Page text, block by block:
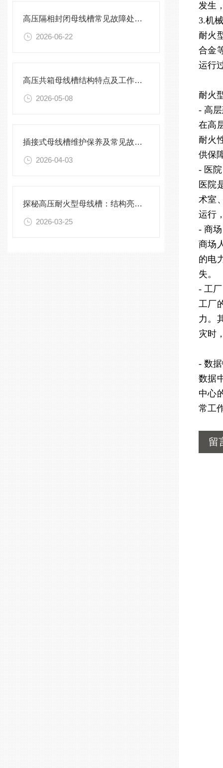
高压隔相封闭母线槽常见故障处理方案
2026-06-22
高压共箱母线槽结构特点及工作原理
2026-05-08
插接式母线槽维护保养及常见故障处理指南
2026-04-03
探秘高压耐火型母线槽：结构亮点与实用效能
2026-03-25
发生
3.机
耐火
合金
运行
耐火
- 高
在高
耐火
供保
- 医院
医院
术室
运行
- 商场
商场
的电
失。
- 工厂
工厂
力。
灾时
- 数
数据
中心
常工
留